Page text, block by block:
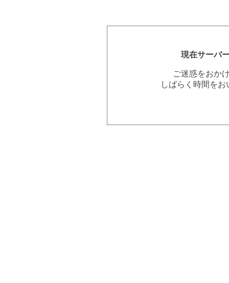
現在サーバ
ご迷惑をおか
しばらく時間を